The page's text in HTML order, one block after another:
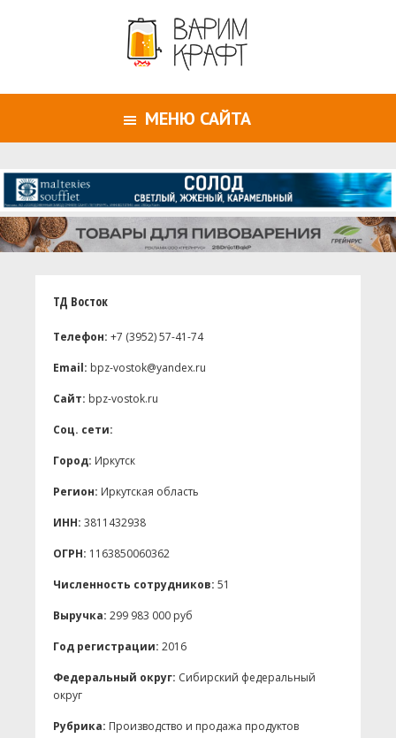
МЕНЮ САЙТА
ТД Восток
Телефон: +7 (3952) 57-41-74
Email: bpz-vostok@yandex.ru
Сайт: bpz-vostok.ru
Соц. сети:
Город: Иркутск
Регион: Иркутская область
ИНН: 3811432938
ОГРН: 1163850060362
Численность сотрудников: 51
Выручка: 299 983 000 руб
Год регистрации: 2016
Федеральный округ: Сибирский федеральный
округ
Рубрика: Производство и продажа продуктов